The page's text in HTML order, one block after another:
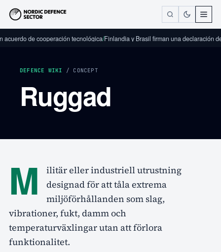
de cooperación tecnológica/Finlandia y Brasil firman una declaración
DEFENCE WIKI / CONCEPT
Ruggad
M
ilitär eller industriell utrustning
designad för att tåla extrema
miljöförhållanden som slag,
vibrationer, fukt, damm och
temperaturväxlingar utan att förlora
funktionalitet.